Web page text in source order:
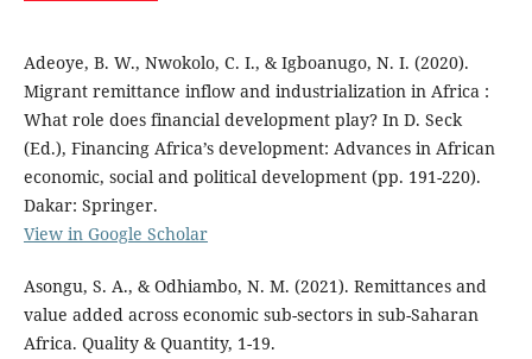
Adeoye, B. W., Nwokolo, C. I., & Igboanugo, N. I. (2020).
Migrant remittance inflow and industrialization in Africa :
What role does financial development play? In D. Seck
(Ed.), Financing Africa’s development: Advances in African
economic, social and political development (pp. 191-220).
Dakar: Springer.
View in Google Scholar
Asongu, S. A., & Odhiambo, N. M. (2021). Remittances and
value added across economic sub-sectors in sub-Saharan
Africa. Quality & Quantity, 1-19.